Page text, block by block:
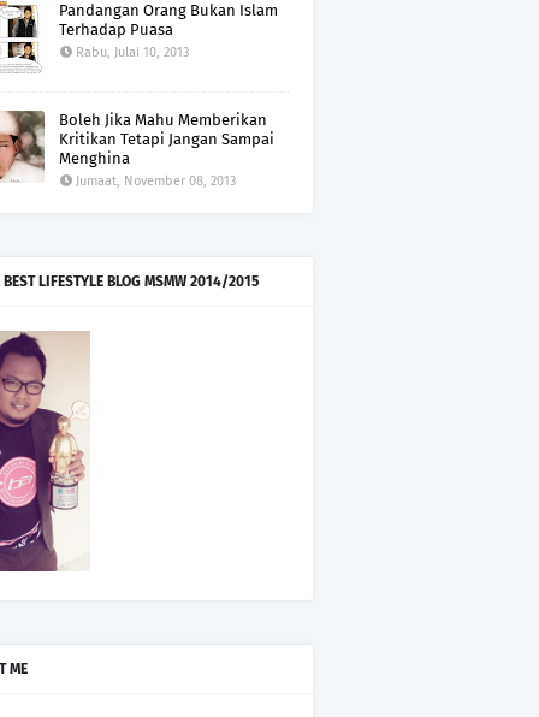
Pandangan Orang Bukan Islam
Terhadap Puasa
Rabu, Julai 10, 2013
Boleh Jika Mahu Memberikan
Kritikan Tetapi Jangan Sampai
Menghina
Jumaat, November 08, 2013
BEST LIFESTYLE BLOG MSMW 2014/2015
ME